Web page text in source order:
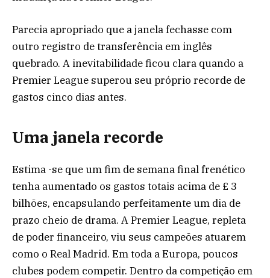
Parecia apropriado que a janela fechasse com
outro registro de transferência em inglês
quebrado. A inevitabilidade ficou clara quando a
Premier League superou seu próprio recorde de
gastos cinco dias antes.
Uma janela recorde
Estima -se que um fim de semana final frenético
tenha aumentado os gastos totais acima de £ 3
bilhões, encapsulando perfeitamente um dia de
prazo cheio de drama. A Premier League, repleta
de poder financeiro, viu seus campeões atuarem
como o Real Madrid. Em toda a Europa, poucos
clubes podem competir. Dentro da competição em